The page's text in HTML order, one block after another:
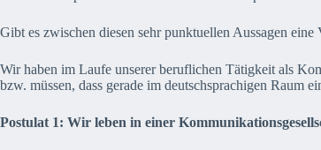
Gibt es zwischen diesen sehr punktuellen Aussagen
Wir haben im Laufe unserer beruflichen Tätigkeit als
bzw. müssen, dass gerade im deutschsprachigen Raum
Postulat 1: Wir leben in einer